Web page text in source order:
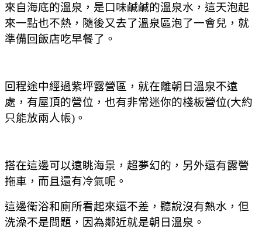
來自海底的溫泉，是口味鹹鹹的溫泉水，這天泡起
來一點也不熱，隨後又去了溫泉區泡了一會兒，就
準備回飯店吃早餐了。
回程途中經過紫坪露營區，就在離朝日溫泉不遠
處，有屋頂的營位，也有非常迷你的棧板營位(大約
只能放兩人帳)。
搭在這邊可以遠眺海景，超夢幻的，另外還有露營
拖車，而且還有冷氣呢。
這邊衛浴和廁所看起來還不差，聽說沒有熱水，但
洗澡不是問題，因為鄰近就是朝日溫泉。